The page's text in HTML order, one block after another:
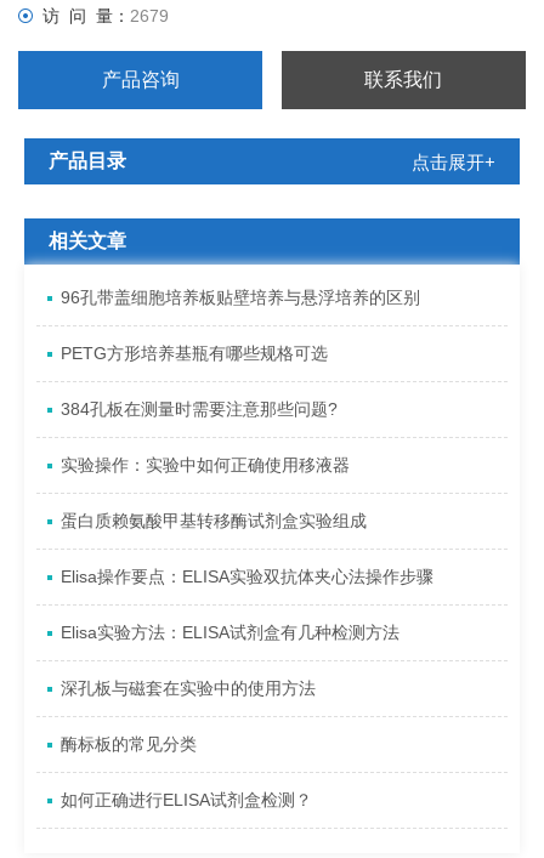
访 问 量：2679
产品咨询 联系我们
产品目录 点击展开+
相关文章
96孔带盖细胞培养板贴壁培养与悬浮培养的区别
PETG方形培养基瓶有哪些规格可选
384孔板在测量时需要注意那些问题?
实验操作：实验中如何正确使用移液器
蛋白质赖氨酸甲基转移酶试剂盒实验组成
Elisa操作要点：ELISA实验双抗体夹心法操作步骤
Elisa实验方法：ELISA试剂盒有几种检测方法
深孔板与磁套在实验中的使用方法
酶标板的常见分类
如何正确进行ELISA试剂盒检测？